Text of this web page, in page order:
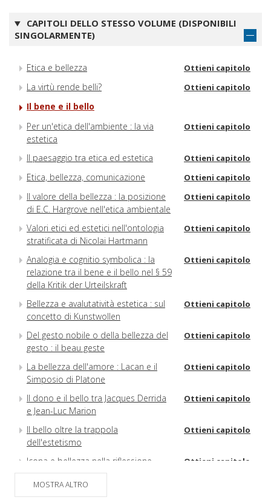
CAPITOLI DELLO STESSO VOLUME (DISPONIBILI
SINGOLARMENTE)
Etica e bellezza Ottieni capitolo
La virtù rende belli? Ottieni capitolo
Il bene e il bello
Per un'etica dell'ambiente : la via
estetica
Ottieni capitolo
Il paesaggio tra etica ed estetica Ottieni capitolo
Etica, bellezza, comunicazione Ottieni capitolo
Il valore della bellezza : la posizione
di E.C. Hargrove nell'etica ambientale
Ottieni capitolo
Valori etici ed estetici nell'ontologia
stratificata di Nicolai Hartmann
Ottieni capitolo
Analogia e cognitio symbolica : la
relazione tra il bene e il bello nel § 59
della Kritik der Urteilskraft
Ottieni capitolo
Bellezza e avalutatività estetica : sul
concetto di Kunstwollen
Ottieni capitolo
Del gesto nobile o della bellezza del
gesto : il beau geste
Ottieni capitolo
La bellezza dell'amore : Lacan e il
Simposio di Platone
Ottieni capitolo
Il dono e il bello tra Jacques Derrida
e Jean-Luc Marion
Ottieni capitolo
Il bello oltre la trappola
dell'estetismo
Ottieni capitolo
Icona e bellezza nella riflessione
russa contemporanea
Ottieni capitolo
MOSTRA ALTRO